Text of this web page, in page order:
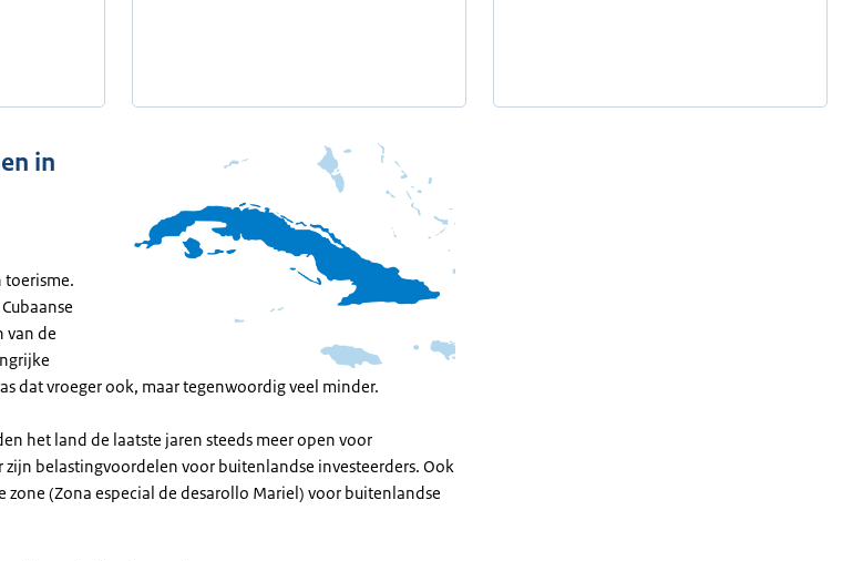
in
van de
dat vroeger ook, maar tegenwoordig veel minder.
het land de laatste jaren steeds meer open voor
zijn belastingvoordelen voor buitenlandse investeerders. Ook
zone (Zona especial de desarollo Mariel) voor buitenlandse